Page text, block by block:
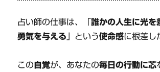
占い師の仕事は、「誰かの人生に光を
勇気を与える 」という使命感に根差し
この自覚が、あなたの毎日の行動に芯